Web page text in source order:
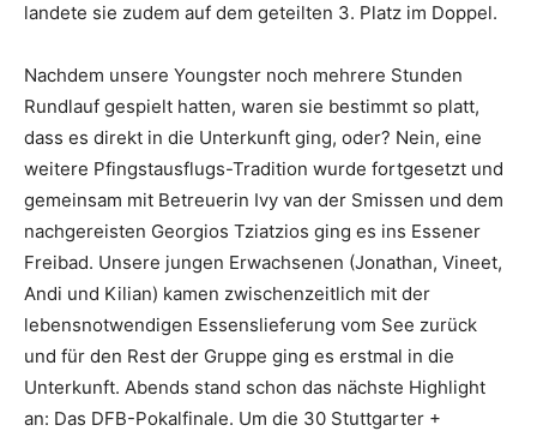
landete sie zudem auf dem geteilten 3. Platz im Doppel.
Nachdem unsere Youngster noch mehrere Stunden
Rundlauf gespielt hatten, waren sie bestimmt so platt,
dass es direkt in die Unterkunft ging, oder? Nein, eine
weitere Pfingstausflugs-Tradition wurde fortgesetzt und
gemeinsam mit Betreuerin Ivy van der Smissen und dem
nachgereisten Georgios Tziatzios ging es ins Essener
Freibad. Unsere jungen Erwachsenen (Jonathan, Vineet,
Andi und Kilian) kamen zwischenzeitlich mit der
lebensnotwendigen Essenslieferung vom See zurück
und für den Rest der Gruppe ging es erstmal in die
Unterkunft. Abends stand schon das nächste Highlight
an: Das DFB-Pokalfinale. Um die 30 Stuttgarter +